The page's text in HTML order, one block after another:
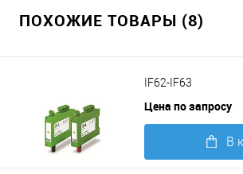
ПОХОЖИЕ ТОВАРЫ (8)
IF62-IF63
Цена по запросу
В